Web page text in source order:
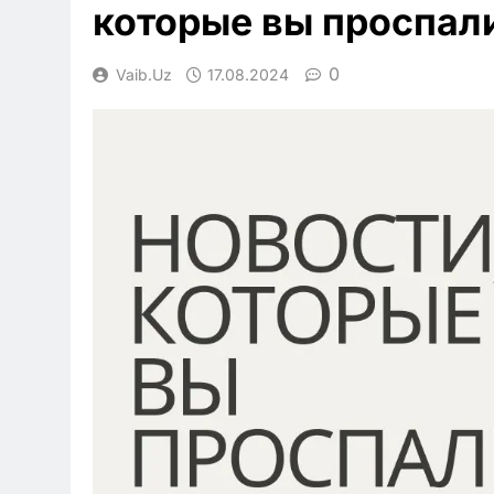
которые вы
Vaib.uz 17.08.2024 0